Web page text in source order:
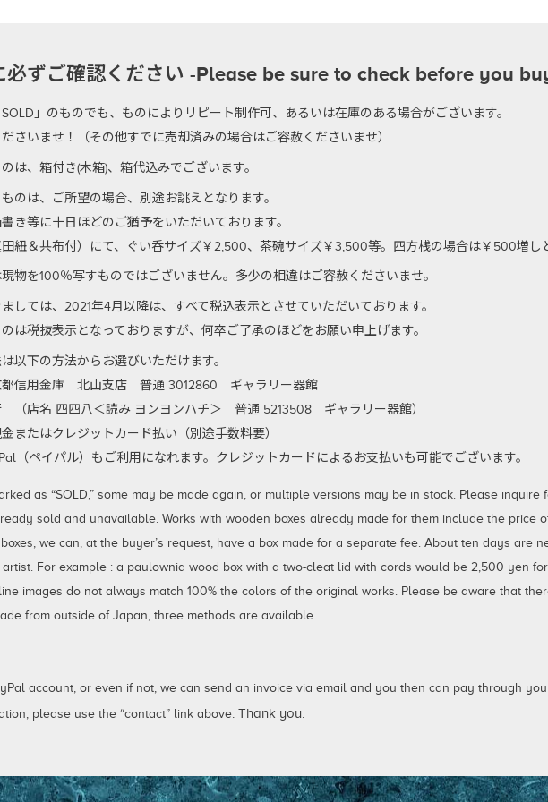
必ずご確認ください -Please be sure to check before you
」のものでも、ものによりリピート制作可、あるいは在庫のある場合がございます。
さいませ！（その他すでに売却済みの場合はご容赦くださいませ）
は、箱付き(木箱)、箱代込みでございます。
のは、ご所望の場合、別途お誂えとなります。
き等に十日ほどのご猶予をいただいております。
田紐＆共布付）にて、ぐい呑サイズ￥2,500、茶碗サイズ￥3,500等。四方桟の場合は￥500増し
物を100％写すものではございません。多少の相違はご容赦くださいませ。
しては、2021年4月以降は、すべて税込表示とさせていただいております。
は税抜表示となっておりますが、何卒ご了承のほどをお願い申上げます。
以下の方法からお選びいただけます。
信用金庫 北山支店 普通 3012860 ギャラリー器館
（店名 四四八＜読み ヨンヨンハチ＞ 普通 5213508 ギャラリー器館）
またはクレジットカード払い（別途手数料要）
（ペイパル）もご利用になれます。クレジットカードによるお支払いも可能でございます。
as “SOLD,” some may be made again, or multiple versions may be in stock. Please
sold and unavailable. Works with wooden boxes already made for them include the price
we can, at the buyer’s request, have a box made for a separate fee. About ten days are
For example : a paulownia wood box with a two-cleat lid with cords would be 2,500 yen
images do not always match 100% the colors of the original works. Please be aware that
from outside of Japan, three methods are available.
account, or even if not, we can send an invoice via email and you then can pay through
please use the “contact” link above . Thank you.